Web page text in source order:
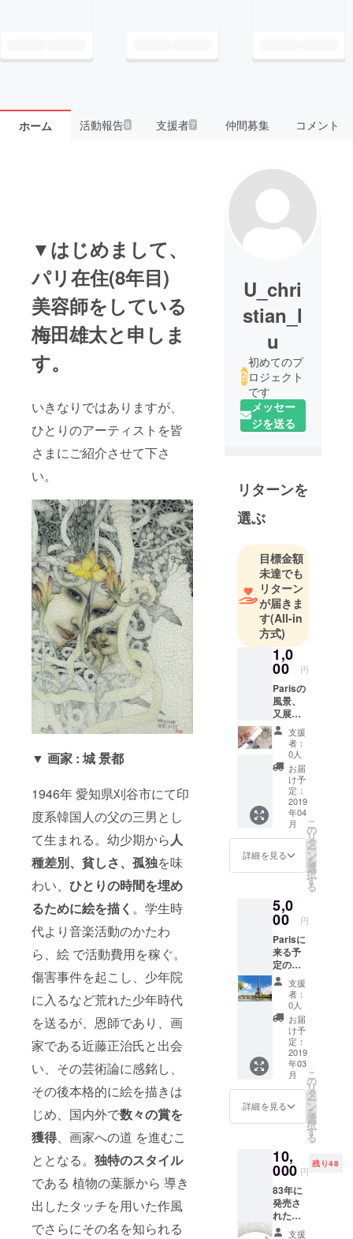
ホーム 活動報告8 支援者7 仲間募集 コメント
▼はじめまして、
パリ在住(8年目)
美容師をしている
梅田雄太と申しま
す。
いきなりではありますが、
ひとりのアーティストを皆
さまにご紹介させて下さ
い。
▼ 画家 : 城 景都
1946年 愛知県刈谷市にて印
度系韓国人の父の三男とし
て生まれる。幼少期から人
種差別、貧しさ、孤独を味
わい、 ひとりの時間を埋め
るために絵を描く 。学生時
代より音楽活動のかたわ
ら、絵 で活動費用を稼ぐ。
傷害事件を起こし、少年院
に入るなど荒れた少年時代
を送るが、恩師であり、画
家である近藤正治氏と出会
い、その芸術論に感銘し、
その後本格的に絵を描きは
じめ、国内外で数々の賞を
獲得、画家への道 を進むこ
ととなる。 独特のスタイル
である 植物の葉脈から 導き
出したタッチを用いた作風
でさらにその名を知られる
U_chri
stian_l
u
初めてのプ
ロジェクト
です
メッセー
ジを送る
リターンを
選ぶ
目標金額
未達でも
リターン
が届きま
す(All-in
方式)
1,0
00 円
Parisの
風景、
又展示
会の様
子や写
真を添
えてお
礼の
メッ
セージ
を送り
ます。
支援
者：
0人
お届
け予
定：
2019
年04
月
詳細を見る
こ
の
リ
タ
ー
ン
を
選
択
す
る
5,0
00 円
Parisに
来る予
定の方
(購入者
又は友
人、家
族)のパ
リでの1
日を
メール
にて事
前に
コー
ディ
ネート
しま
ススメ
レスト
ランの
予約を
取った
り、ガ
イド
支援
者：
0人
お届
け予
定：
2019
年03
月
詳細を見る
こ
の
リ
タ
ー
ン
を
選
択
す
る
10,
000 円
残り48
83年に
発売さ
れた百
枚銅版
支援